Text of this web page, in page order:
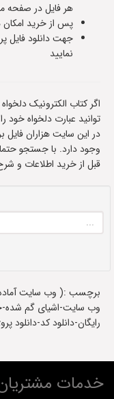
هر فایل در صفحه
پس از خرید امکان
جهت دانلود فایل
نمایید
اگر کتاب الکترونیک
توانید عبارت دلخواه
در این سایت هزاران فایل
وجود دارد. با جستجو
قبل از خرید اطلاعات و
برچسب :( وب سایت
وب سایت-اشیای گم شده-
رایگان-دانلود کد-دانلود
خدمات